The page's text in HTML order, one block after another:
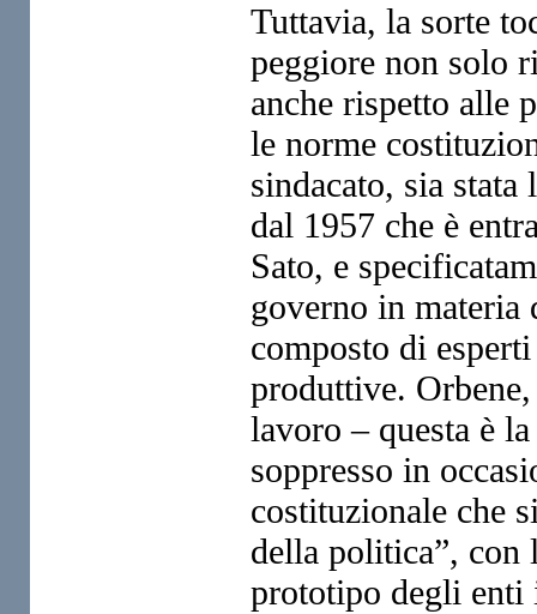
Tuttavia, la sorte
peggiore non solo
anche rispetto alle
le norme
sindacato, sia stata
dal 1957 che è
Sato, e
governo in materia
composto di
produttive.
lavoro – questa è
soppresso in
costituzionale che
della politica”, con
prototipo degli